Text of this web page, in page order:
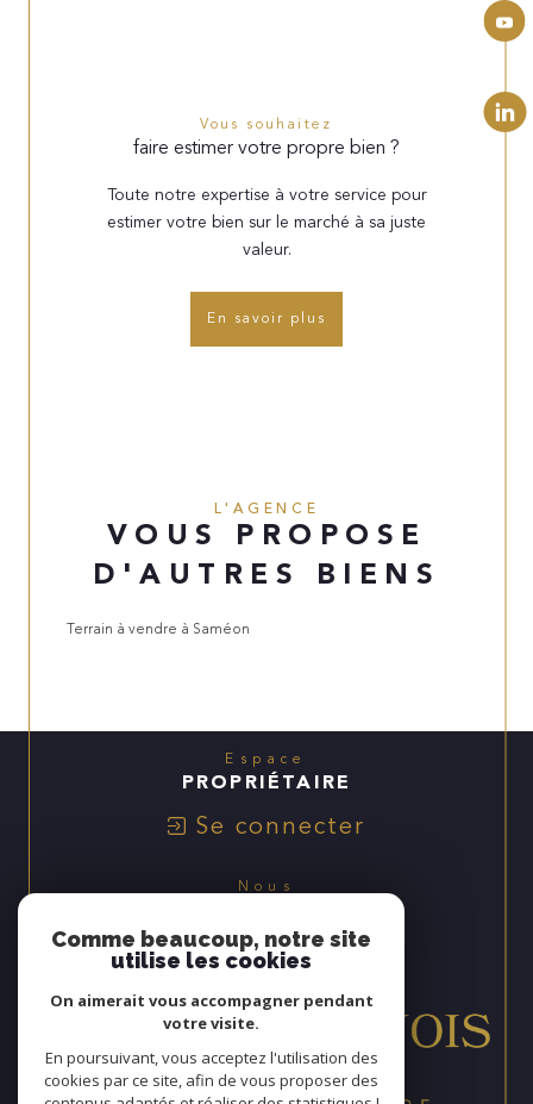
Vous souhaitez
faire estimer votre propre bien ?
Toute notre expertise à votre service pour
estimer votre bien sur le marché à sa juste
valeur.
En savoir plus
L'AGENCE
VOUS PROPOSE
D'AUTRES BIENS
Terrain à vendre à Saméon
Espace
PROPRIÉTAIRE
Se connecter
Nous
Comme beaucoup, notre site
utilise les cookies
On aimerait vous accompagner pendant
votre visite.
En poursuivant, vous acceptez l'utilisation des
cookies par ce site, afin de vous proposer des